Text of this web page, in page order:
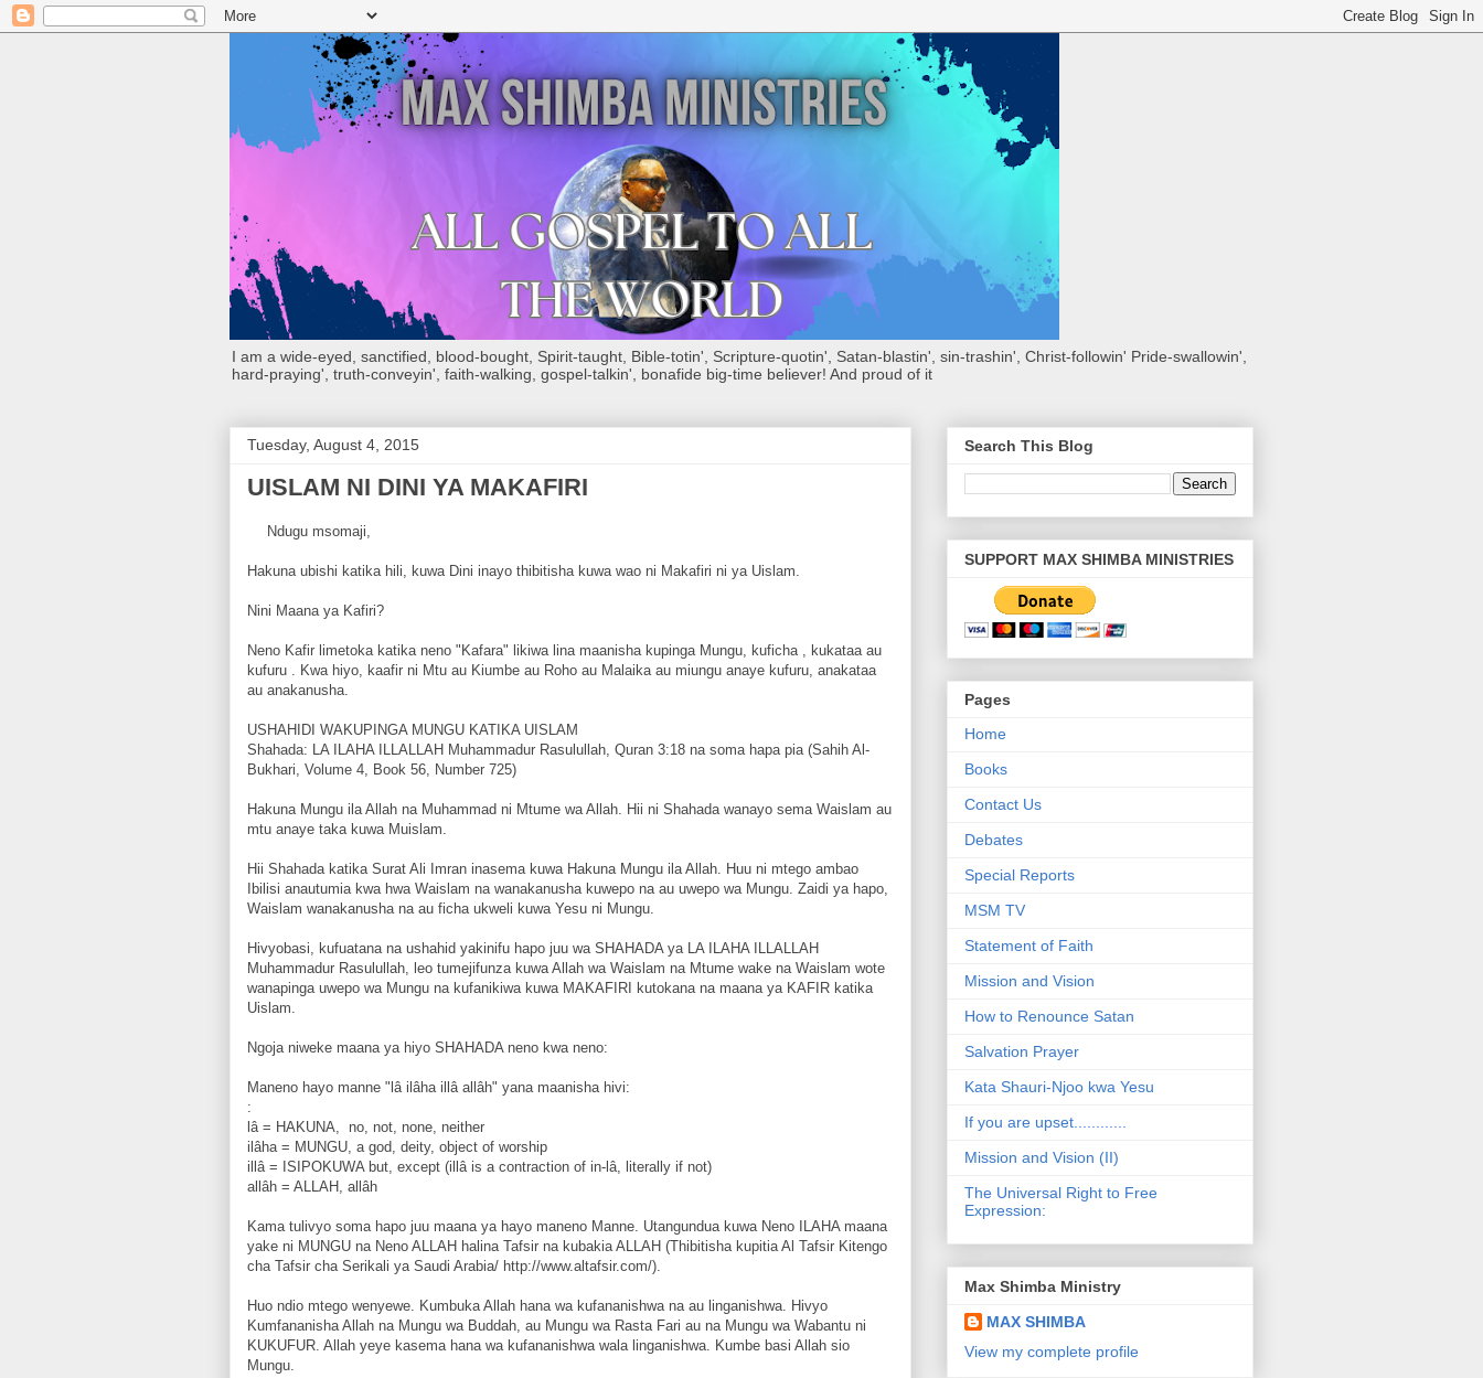
I am a wide-eyed, sanctified, blood-bought, Spirit-taught, Bible-totin', Scripture-quotin', Satan-blastin', sin-trashin', Christ-followin' Pride-swallowin',
hard-praying', truth-conveyin', faith-walking, gospel-talkin', bonafide big-time believer! And proud of it
Tuesday, August 4, 2015
UISLAM NI DINI YA MAKAFIRI
Ndugu msomaji,
Hakuna ubishi katika hili, kuwa Dini inayo thibitisha kuwa wao ni Makafiri ni ya Uislam.
Nini Maana ya Kafiri?
Neno Kafir limetoka katika neno "Kafara" likiwa lina maanisha kupinga Mungu, kuficha , kukataa au
kufuru . Kwa hiyo, kaafir ni Mtu au Kiumbe au Roho au Malaika au miungu anaye kufuru, anakataa
au anakanusha.
USHAHIDI WAKUPINGA MUNGU KATIKA UISLAM
Shahada: LA ILAHA ILLALLAH Muhammadur Rasulullah, Quran 3:18 na soma hapa pia (Sahih Al-
Bukhari, Volume 4, Book 56, Number 725)
Hakuna Mungu ila Allah na Muhammad ni Mtume wa Allah. Hii ni Shahada wanayo sema Waislam au
mtu anaye taka kuwa Muislam.
Hii Shahada katika Surat Ali Imran inasema kuwa Hakuna Mungu ila Allah. Huu ni mtego ambao
Ibilisi anautumia kwa hwa Waislam na wanakanusha kuwepo na au uwepo wa Mungu. Zaidi ya hapo,
Waislam wanakanusha na au ficha ukweli kuwa Yesu ni Mungu.
Hivyobasi, kufuatana na ushahid yakinifu hapo juu wa SHAHADA ya LA ILAHA ILLALLAH
Muhammadur Rasulullah, leo tumejifunza kuwa Allah wa Waislam na Mtume wake na Waislam wote
wanapinga uwepo wa Mungu na kufanikiwa kuwa MAKAFIRI kutokana na maana ya KAFIR katika
Uislam.
Ngoja niweke maana ya hiyo SHAHADA neno kwa neno:
Maneno hayo manne "lâ ilâha illâ allâh" yana maanisha hivi:
:
lâ = HAKUNA, no, not, none, neither
ilâha = MUNGU, a god, deity, object of worship
illâ = ISIPOKUWA but, except (illâ is a contraction of in-lâ, literally if not)
allâh = ALLAH, allâh
Kama tulivyo soma hapo juu maana ya hayo maneno Manne. Utangundua kuwa Neno ILAHA maana
yake ni MUNGU na Neno ALLAH halina Tafsir na kubakia ALLAH (Thibitisha kupitia Al Tafsir Kitengo
cha Tafsir cha Serikali ya Saudi Arabia/ http://www.altafsir.com/).
Huo ndio mtego wenyewe. Kumbuka Allah hana wa kufananishwa na au linganishwa. Hivyo
Kumfananisha Allah na Mungu wa Buddah, au Mungu wa Rasta Fari au na Mungu wa Wabantu ni
KUKUFUR. Allah yeye kasema hana wa kufananishwa wala linganishwa. Kumbe basi Allah sio
Mungu.
Search This Blog
SUPPORT MAX SHIMBA MINISTRIES
Pages
Home
Books
Contact Us
Debates
Special Reports
MSM TV
Statement of Faith
Mission and Vision
How to Renounce Satan
Salvation Prayer
Kata Shauri-Njoo kwa Yesu
If you are upset............
Mission and Vision (II)
The Universal Right to Free
Expression:
Max Shimba Ministry
MAX SHIMBA
View my complete profile